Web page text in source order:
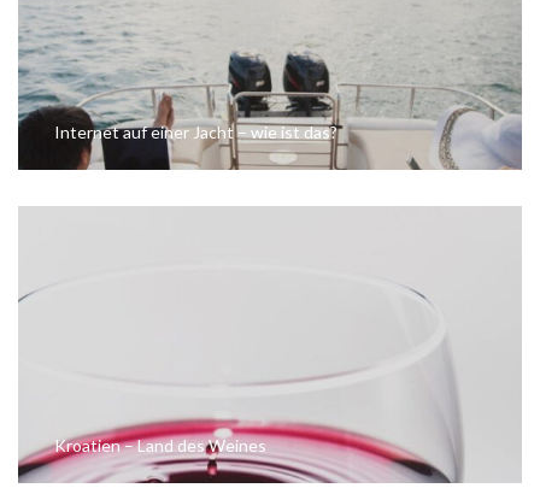
Internet auf einer Jacht – wie ist das?
Kroatien – Land des Weines